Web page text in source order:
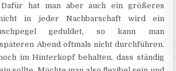
hat man aber auch ein größeres
nicht in jeder Nachbarschaft wird ein
geduldet, so kann man
Abend oftmals nicht durchführen.
im Hinterkopf behalten, dass ständig